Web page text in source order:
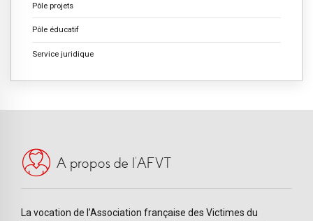
Pôle projets
Pôle éducatif
Service juridique
A propos de l’AFVT
La vocation de l’Association française des Victimes du